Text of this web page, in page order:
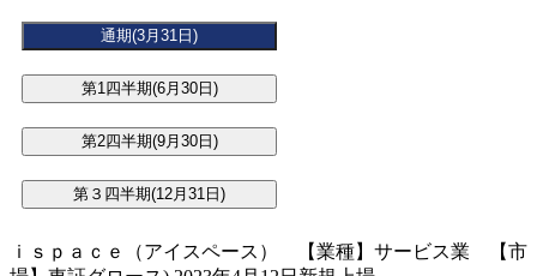
ｉｓｐａｃｅ（アイスペース） 【業種】サービス業 【市